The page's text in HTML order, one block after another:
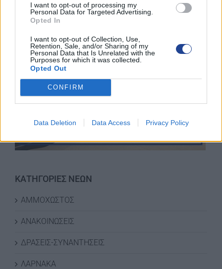
I want to opt-out of processing my
Personal Data for Targeted Advertising.
Opted In
I want to opt-out of Collection, Use,
Retention, Sale, and/or Sharing of my
Personal Data that Is Unrelated with the
Purposes for which it was collected.
Opted Out
CONFIRM
Data Deletion Data Access Privacy Policy
ΚΑΤΗΓΟΡΙΕΣ ΝΕΩΝ
ΑΜΜΟΧΩΣΤΟΣ
ΑΝΑΚΟΙΝΩΣΕΙΣ
ΔΡΑΣΕΙΣ-ΣΥΝΑΝΤΗΣΕΙΣ
ΛΑΡΝΑΚΑ